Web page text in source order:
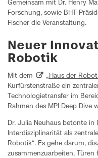
Gemeinsam mit Dr. Henry
Forschung, sowie BHT-
Fischer die Veranstaltung.
Neuer
Robotik
Mit dem „Haus der
Kurfürstenstraße ein
Technologietransfer im
Rahmen des MPI Deep Dive
Dr. Julia Neuhaus betonte
Interdisziplinarität als
Robotik“. Es gehe darum,
zusammenzuarbeiten,